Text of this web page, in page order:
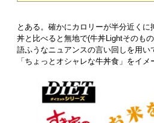
とある。確かにカロリーが半分近く
丼と比べると無地で(牛丼Lightそのも
語ふうなニュアンスの言い回しを用
「ちょっとオシャレな牛丼食」をイ